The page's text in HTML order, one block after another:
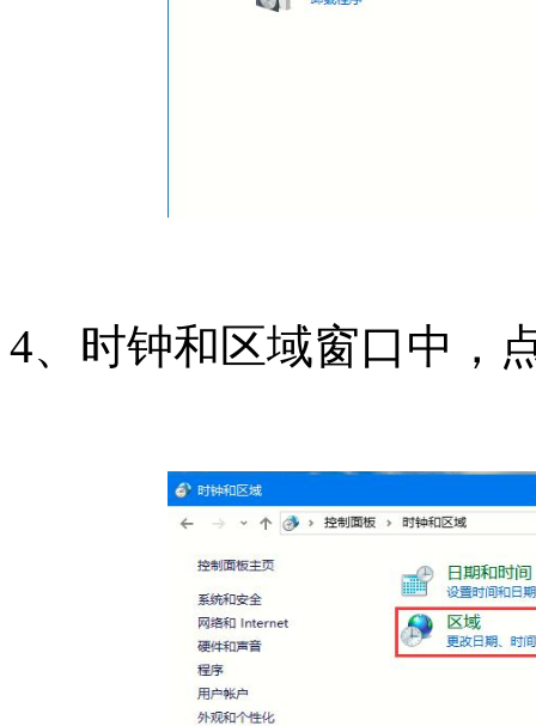
4、时钟和区域窗口中，